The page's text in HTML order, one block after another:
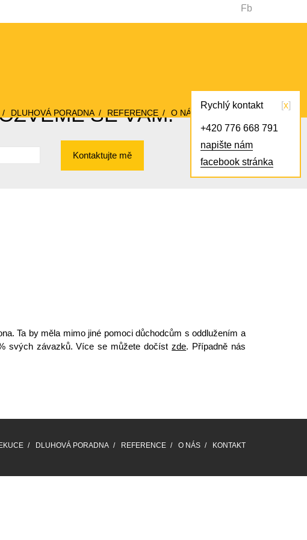
Fb
DLUHOVÁ PORADNA REFERENCE O NÁS KONTAKT
SE VÁM!
Kontaktujte mě
. Ta by měla mimo jiné pomoci důchodcům s oddlužením a
svých závazků. Více se můžete dočístzde. Případně nás
Rychlý kontakt x
+420 776 668 791
napište nám
facebook stránka
DLUHOVÁ PORADNA REFERENCE O NÁS KONTAKT